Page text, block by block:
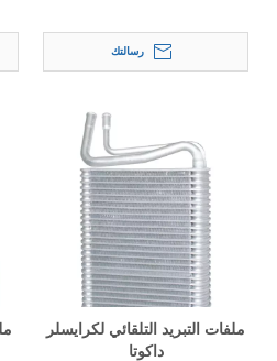
رسالتك
ملفات التبريد التلقائي لكرايسلر
داكوتا